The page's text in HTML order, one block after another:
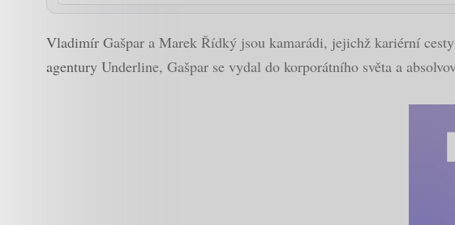
Vladimír Gašpar a Marek Řídký jsou kamarádi, jejichž kariérní
agentury Underline, Gašpar se vydal do korporátního světa a